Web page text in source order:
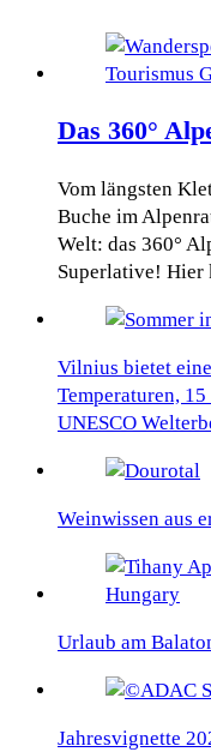
Das 360°
Vom längsten
Buche im
Welt: das 360°
Superlative! Hier
Vilnius bietet
Temperaturen,
UNESCO
Weinwissen aus
Urlaub am
Jahresvignette